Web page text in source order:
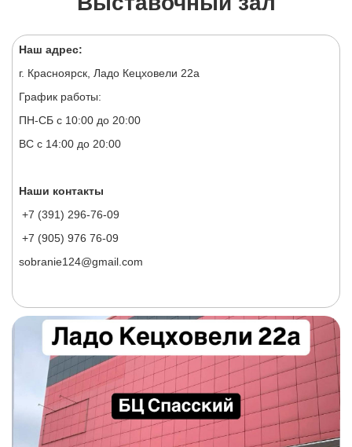
Наш адрес:
г. Красноярск, Ладо Кецховели 22а
График работы:
ПН-СБ с 10:00 до 20:00
ВС с 14:00 до 20:00
Наши контакты
+7 (391) 296-76-09
+7 (905) 976 76-09
sobranie124@gmail.com